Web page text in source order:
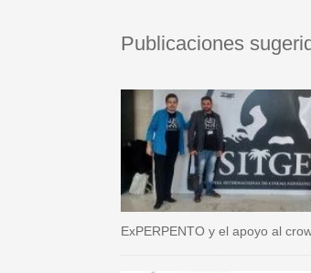
Publicaciones
ExPERPENTO y el apoyo al